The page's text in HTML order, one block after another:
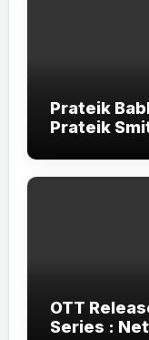
Prateik
Prateik
OTT
Series : Netflix, JioHotstar और Ultra